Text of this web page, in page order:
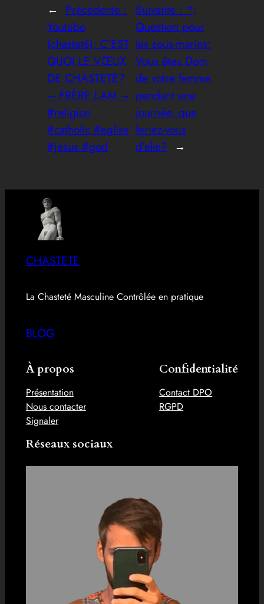
← Précédente :
Youtube
(chasteté): C’EST
QUOI LE VŒUX
DE CHASTETÉ?
– FRÈRE LAM –
#religion
#catholic #eglise
#jesus #god
Suivante : *;
Question pour
les sous-marins:
Vous êtes Dom
de votre femme
pendant une
journée, que
feriez-vous
d’elle? →
CHASTETE
La Chasteté Masculine Contrôlée en pratique
BLOG
À propos
Présentation
Nous contacter
Signaler
Confidentialité
Contact DPO
RGPD
Réseaux sociaux